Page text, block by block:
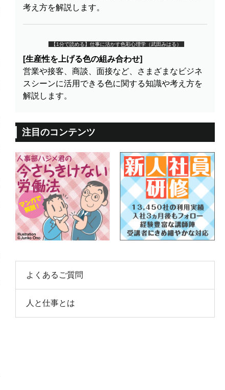
考え方を解説します。
【1分で読める】仕事に活かす色彩心理学（武田みはる）
[生産性を上げる色の組み合わせ]
営業や接客、商談、面接など、さまざまなビジネ
スシーンに活用できる色に関する知識や考え方を
解説します。
注目のコンテンツ
よくあるご質問
人と仕事とは